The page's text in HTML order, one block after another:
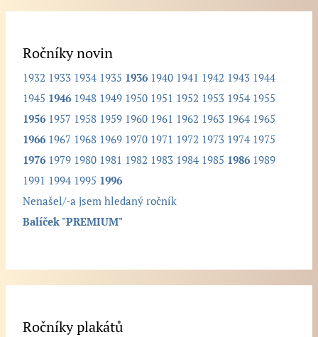
.
.
Ročníky novin
1932 1933 1934 1935 1936 1940 1941 1942 1943 1944
1945 1946 1948 1949 1950 1951 1952 1953 1954 1955
1956 1957 1958 1959 1960 1961 1962 1963 1964 1965
1966 1967 1968 1969 1970 1971 1972 1973 1974 1975
1976 1979 1980 1981 1982 1983 1984 1985 1986 1989
1991 1994 1995 1996
Nenašel/-a jsem hledaný ročník
Balíček "PREMIUM"
Ročníky plakátů